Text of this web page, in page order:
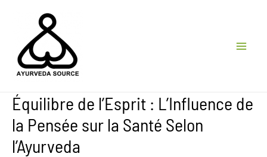
contenu
Équilibre de l’Esprit : L’Influence de
la Pensée sur la Santé Selon
l’Ayurveda